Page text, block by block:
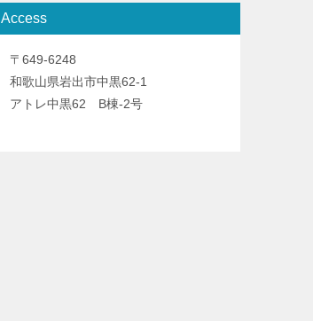
Access
〒649-6248
和歌山県岩出市中黒62-1
アトレ中黒62 B棟-2号